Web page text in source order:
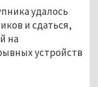
удалось
и сдаться,
на
устройств